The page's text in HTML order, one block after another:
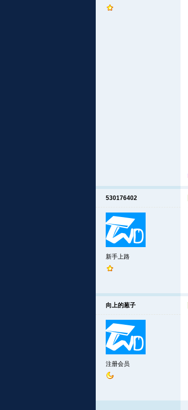
530176402
新手上路
向上的葱子
注册会员